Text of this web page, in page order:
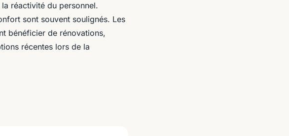
réactivité du personnel.
sont souvent soulignés. Les
bénéficier de rénovations,
récentes lors de la